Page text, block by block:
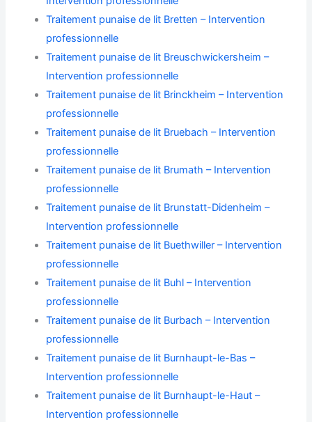
Traitement punaise de lit Bretten – Intervention
professionnelle
Traitement punaise de lit Breuschwickersheim –
Intervention professionnelle
Traitement punaise de lit Brinckheim – Intervention
professionnelle
Traitement punaise de lit Bruebach – Intervention
professionnelle
Traitement punaise de lit Brumath – Intervention
professionnelle
Traitement punaise de lit Brunstatt-Didenheim –
Intervention professionnelle
Traitement punaise de lit Buethwiller – Intervention
professionnelle
Traitement punaise de lit Buhl – Intervention
professionnelle
Traitement punaise de lit Burbach – Intervention
professionnelle
Traitement punaise de lit Burnhaupt-le-Bas –
Intervention professionnelle
Traitement punaise de lit Burnhaupt-le-Haut –
Intervention professionnelle